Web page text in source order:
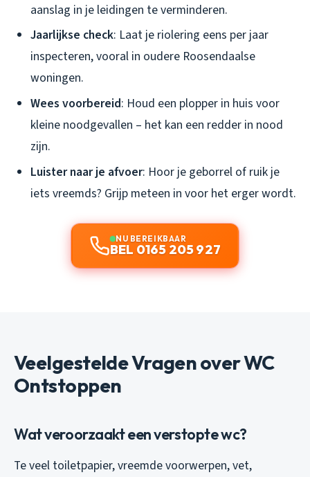
aanslag in je leidingen te verminderen.
Jaarlijkse check: Laat je riolering eens per jaar
inspecteren, vooral in oudere Roosendaalse
woningen.
Wees voorbereid: Houd een plopper in huis voor
kleine noodgevallen – het kan een redder in nood
zijn.
Luister naar je afvoer: Hoor je geborrel of ruik je
iets vreemds? Grijp meteen in voor het erger wordt.
NU BEREIKBAAR
BEL 0165 205 927
Veelgestelde Vragen over WC
Ontstoppen
Wat veroorzaakt een verstopte wc?
Te veel toiletpapier, vreemde voorwerpen, vet,